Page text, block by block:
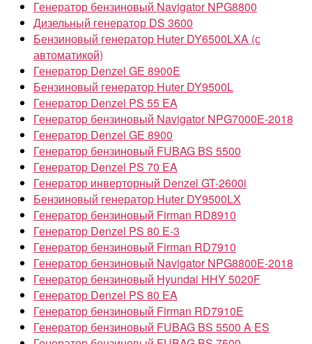
Генератор бензиновый Navigator NPG8800
Дизельный генератор DS 3600
Бензиновый генератор Huter DY6500LXA (с
автоматикой)
Генератор Denzel GE 8900E
Бензиновый генератор Huter DY9500L
Генератор Denzel PS 55 EA
Генератор бензиновый Navigator NPG7000E-2018
Генератор Denzel GE 8900
Генератор бензиновый FUBAG BS 5500
Генератор Denzel PS 70 EA
Генератор инверторный Denzel GT-2600i
Бензиновый генератор Huter DY9500LX
Генератор бензиновый Firman RD8910
Генератор Denzel PS 80 E-3
Генератор бензиновый Firman RD7910
Генератор бензиновый Navigator NPG8800E-2018
Генератор бензиновый Hyundai HHY 5020F
Генератор Denzel PS 80 EA
Генератор бензиновый Firman RD7910E
Генератор бензиновый FUBAG BS 5500 A ES